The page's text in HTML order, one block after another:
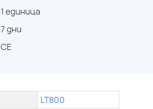
1 единица
7 дни
CE
LT800